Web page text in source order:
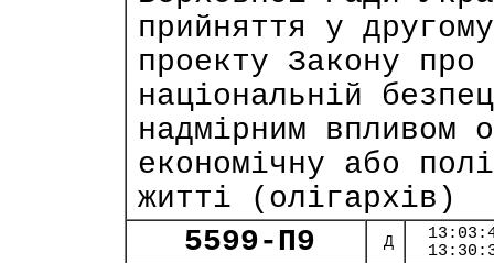
прийняття у
проекту Закону про
національній
надмірним впливом
економічну або
житті (олігархів)
5599-П9
Д